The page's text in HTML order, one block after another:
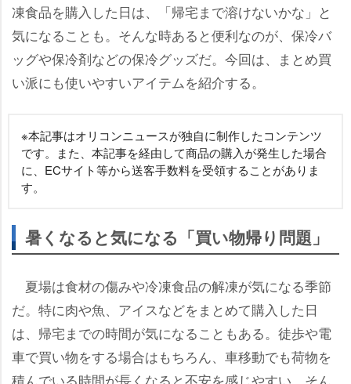
凍食品を購入した日は、「帰宅まで溶けないかな」と
気になることも。そんな時あると便利なのが、保冷バ
ッグや保冷剤などの保冷グッズだ。今回は、まとめ買
い派にも使いやすいアイテムを紹介する。
※本記事はオリコンニュースが独自に制作したコンテンツ
です。また、本記事を経由して商品の購入が発生した場合
に、ECサイト等から送客手数料を受領することがありま
す。
暑くなると気になる「買い物帰り問題」
夏場は食材の傷みや冷凍食品の解凍が気になる季節
だ。特に肉や魚、アイスなどをまとめて購入した日
は、帰宅までの時間が気になることもある。徒歩や電
車で買い物をする場合はもちろん、車移動でも荷物を
積んでいる時間が長くなると不安を感じやすい。そん